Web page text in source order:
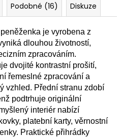
Podobné (16) Diskuze
je vyrobena z
dlouhou životností,
zpracováním.
dvojité kontrastní prošití,
řemeslné zpracování a
vzhled. Přední stranu zdobí
podtrhuje originální
interiér nabízí
platební karty, věrnostní
Praktické přihrádky